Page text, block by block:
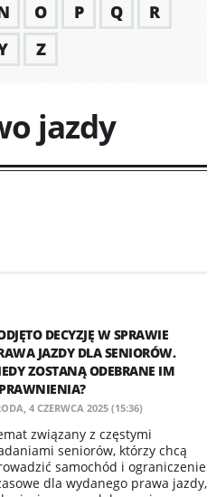
O P Q
R
Z
jazdy
DECYZJĘ W SPRAWIE
JAZDY DLA SENIORÓW.
ZOSTANĄ ODEBRANE IM
4 CZERWCA 2025 (15:36)
związany z częstymi
seniorów, którzy chcą
samochód i ograniczenie
dla wydanego prawa jazdy,